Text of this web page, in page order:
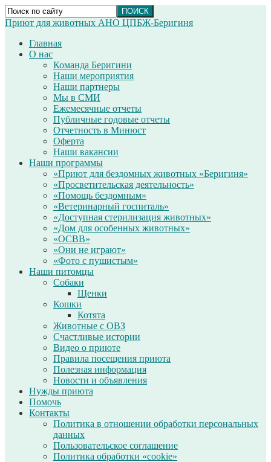
Приют для животных АНО ЦПБЖ-Беригиня
Главная
О нас
Команда Беригини
Наши мероприятия
Наши партнеры
Мы в СМИ
Ежемесячные отчеты
Публичные годовые отчеты
Отчетность в Минюст
Оферта
Наши вакансии
Наши программы
«Приют для бездомных животных «Беригиня»
«Просветительская деятельность»
«Помощь бездомным»
«Ветеринарный госпиталь»
«Доступная стерилизация животных»
«Дом для особенных животных»
«ОСВВ»
«Они не играют»
«Фото с пушистым»
Наши питомцы
Собаки
Щенки
Кошки
Котята
Животные с ОВЗ
Счастливые истории
Видео о приюте
Правила посещения приюта
Полезная информация
Новости и объявления
Нужды приюта
Помочь
Контакты
Политика в отношении обработки персональных
данных
Пользовательское соглашение
Политика обработки «cookie»